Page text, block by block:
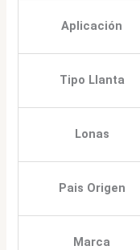
Aplicación
Tipo Llanta
Lonas
Pais Origen
Marca